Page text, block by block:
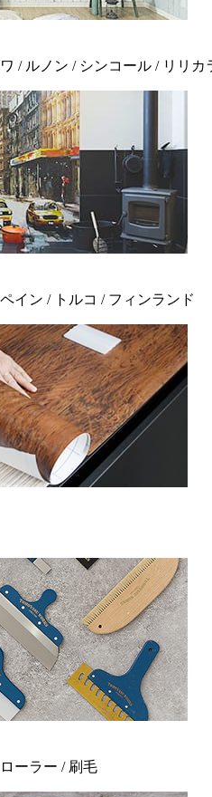
/ ルノン / シンコール / リリカ
イン / トルコ / フィンランド
ーラー / 刷毛